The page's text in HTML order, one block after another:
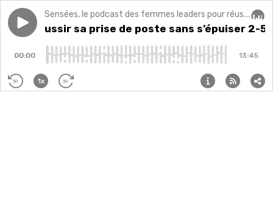
Play episode(86) Réussir sa prise de poste sans s’épuiser 2-5
Sensées, le podcast des femmes leaders pour réussir sa carrière, son business et s'épanouir dans sa vie professionnelle (et personnelle !) avec confiance et sérénité.
(86) Réussir sa prise de poste sans s’épuiser 2-5
00:00 13:45
30 1x 30